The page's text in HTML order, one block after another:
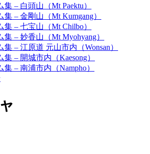
集 – 白頭山（Mt Paektu）
集 – 金剛山（Mt Kumgang）
集 – 七宝山（Mt Chilbo）
集 – 妙香山（Mt Myohyang）
集 – 江原道 元山市内（Wonsan）
集 – 開城市内（Kaesong）
集 – 南浦市内（Nampho）